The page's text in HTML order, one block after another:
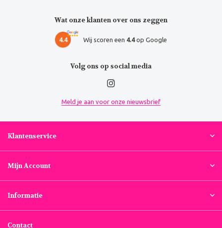
Wat onze klanten over ons zeggen
4.4 Wij scoren een 4.4op Google
Volg ons op social media
Meld je aan voor onze nieuwsbrief
Klantenservice
Mijn Account
Informatie
Contact